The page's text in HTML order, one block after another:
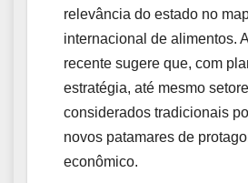
relevância do estado no
internacional de alimentos.
recente sugere que, com
estratégia, até mesmo
considerados tradicionais
novos patamares de
econômico.